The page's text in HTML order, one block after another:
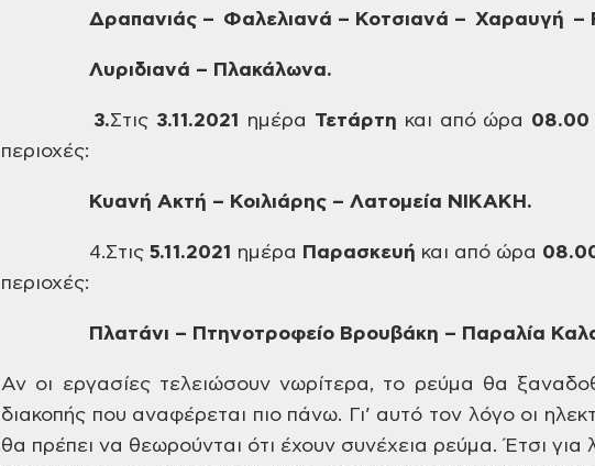
Δραπανιάς – Φαλελιανά – Κοτσιανά – Χαραυγή –
Λυριδιανά – Πλακάλωνα.
3.Στις 3.11.2021 ημέρα Τετάρτη και από ώρα 08.00
περιοχές:
Κυανή Ακτή – Κοιλιάρης – Λατομεία ΝΙΚΑΚΗ.
4.Στις 5.11.2021 ημέρα Παρασκευή και από ώρα
περιοχές:
Πλατάνι – Πτηνοτροφείο Βρουβάκη – Παραλία
Αν οι εργασίες τελειώσουν νωρίτερα, το ρεύμα θα
διακοπής που αναφέρεται πιο πάνω. Γι’ αυτό τον λόγο οι
θα πρέπει να θεωρούνται ότι έχουν συνέχεια ρεύμα. Έτσι για